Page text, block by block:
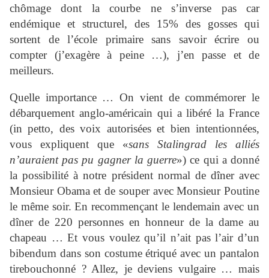
chômage dont la courbe ne s’inverse pas car
endémique et structurel, des 15% des gosses qui
sortent de l’école primaire sans savoir écrire ou
compter (j’exagère à peine …), j’en passe et de
meilleurs.
Quelle importance … On vient de commémorer le
débarquement anglo-américain qui a libéré la France
(in petto, des voix autorisées et bien intentionnées,
vous expliquent que «sans Stalingrad les alliés
n’auraient pas pu gagner la guerre») ce qui a donné
la possibilité à notre président normal de dîner avec
Monsieur Obama et de souper avec Monsieur Poutine
le même soir. En recommençant le lendemain avec un
dîner de 220 personnes en honneur de la dame au
chapeau … Et vous voulez qu’il n’ait pas l’air d’un
bibendum dans son costume étriqué avec un pantalon
tirebouchonné ? Allez, je deviens vulgaire … mais